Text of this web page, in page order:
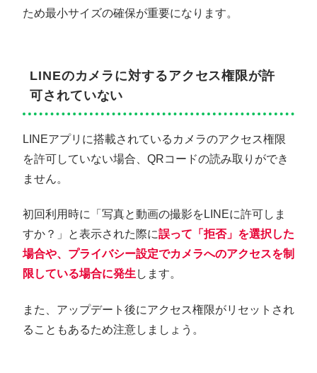
ため最小サイズの確保が重要になります。
LINEのカメラに対するアクセス権限が許
可されていない
LINEアプリに搭載されているカメラのアクセス権限
を許可していない場合、QRコードの読み取りができ
ません。
初回利用時に「写真と動画の撮影をLINEに許可しま
すか？」と表示された際に誤って「拒否」を選択した
場合や、プライバシー設定でカメラへのアクセスを制
限している場合に発生 します。
また、アップデート後にアクセス権限がリセットされ
ることもあるため注意しましょう。